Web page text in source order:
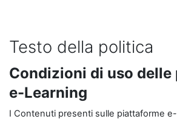
Testo della politica
Condizioni di uso
e-Learning
I Contenuti presenti sulle piattaforme